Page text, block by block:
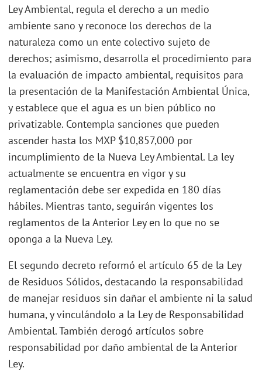
Ley Ambiental, regula el derecho a un medio
ambiente sano y reconoce los derechos de la
naturaleza como un ente colectivo sujeto de
derechos; asimismo, desarrolla el procedimiento para
la evaluación de impacto ambiental, requisitos para
la presentación de la Manifestación Ambiental Única,
y establece que el agua es un bien público no
privatizable. Contempla sanciones que pueden
ascender hasta los MXP $10,857,000 por
incumplimiento de la Nueva Ley Ambiental. La ley
actualmente se encuentra en vigor y su
reglamentación debe ser expedida en 180 días
hábiles. Mientras tanto, seguirán vigentes los
reglamentos de la Anterior Ley en lo que no se
oponga a la Nueva Ley.
El segundo decreto reformó el artículo 65 de la Ley
de Residuos Sólidos, destacando la responsabilidad
de manejar residuos sin dañar el ambiente ni la salud
humana, y vinculándolo a la Ley de Responsabilidad
Ambiental. También derogó artículos sobre
responsabilidad por daño ambiental de la Anterior
Ley.